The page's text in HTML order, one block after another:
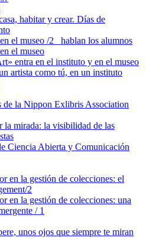
habitar y crear. Días de
el museo /2_ hablan los alumnos
el museo
entra en el instituto y en el museo
artista como tú, en un instituto
de la Nippon Exlibris Association
la mirada: la visibilidad de las
Ciencia Abierta y Comunicación
en la gestión de colecciones: el
2
en la gestión de colecciones: una
/ 1
unos ojos que siempre te miran